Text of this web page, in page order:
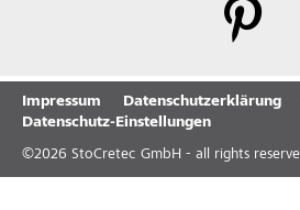
Impressum Datenschutzerklärung
Datenschutz-Einstellungen
©2026 StoCretec GmbH - all rights